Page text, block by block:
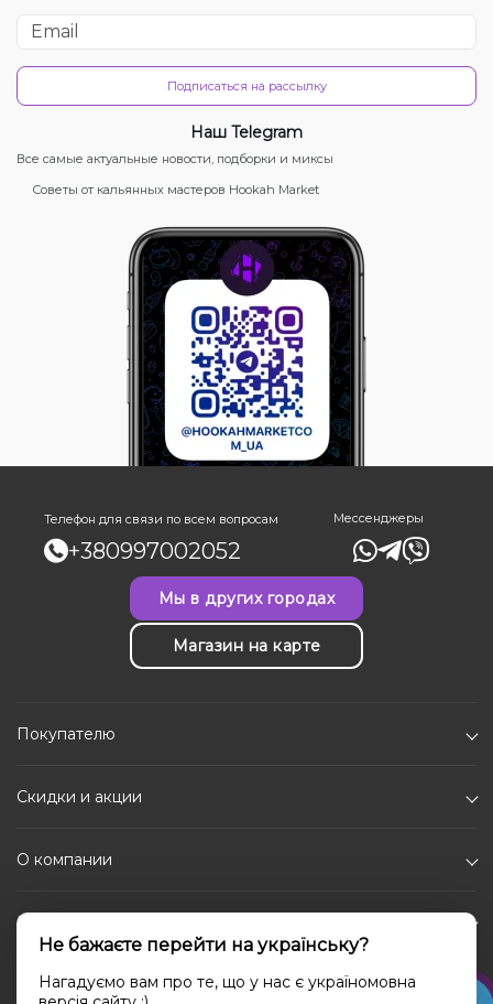
Подписаться на рассылку
Наш Telegram
Все самые актуальные новости, подборки и миксы
Советы от кальянных мастеров Hookah Market
Телефон для связи по всем вопросам
+380997002052
Мессенджеры
Мы в других городах
Магазин на карте
Покупателю
Скидки и акции
О компании
Каталог
Не бажаєте перейти на українську?
Нагадуємо вам про те, що у нас є україномовна